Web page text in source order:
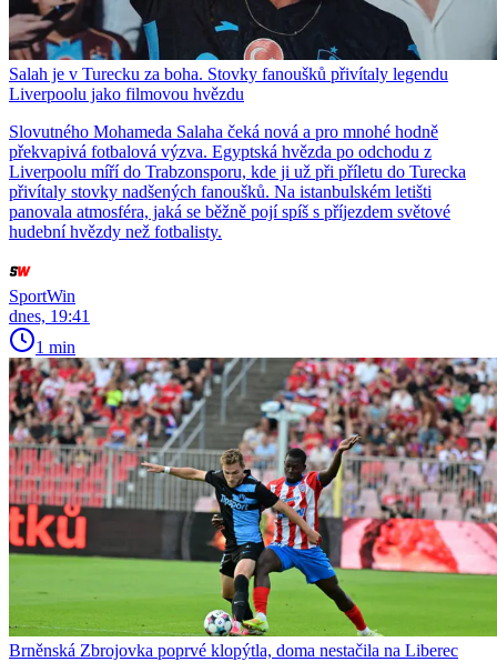
Salah je v Turecku za boha. Stovky fanoušků přivítaly legendu
Liverpoolu jako filmovou hvězdu
Slovutného Mohameda Salaha čeká nová a pro mnohé hodně
překvapivá fotbalová výzva. Egyptská hvězda po odchodu z
Liverpoolu míří do Trabzonsporu, kde ji už při příletu do Turecka
přivítaly stovky nadšených fanoušků. Na istanbulském letišti
panovala atmosféra, jaká se běžně pojí spíš s příjezdem světové
hudební hvězdy než fotbalisty.
SportWin
dnes, 19:41
1 min
Brněnská Zbrojovka poprvé klopýtla, doma nestačila na Liberec